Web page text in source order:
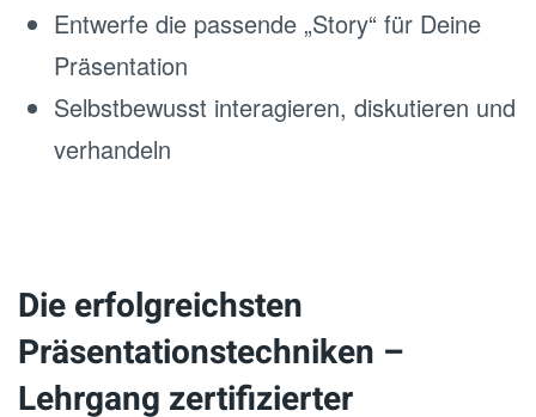
Entwerfe die passende „Story“ für Deine
Präsentation
Selbstbewusst interagieren, diskutieren und
verhandeln
Die erfolgreichsten
Präsentationstechniken –
Lehrgang zertifizierter